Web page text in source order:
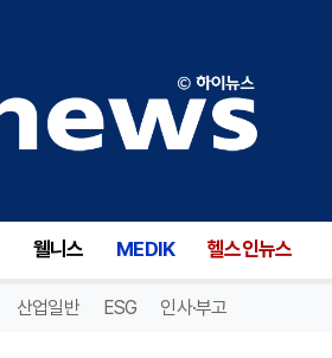
웰니스 MEDIK 헬스인뉴스
산업일반 ESG 인사·부고